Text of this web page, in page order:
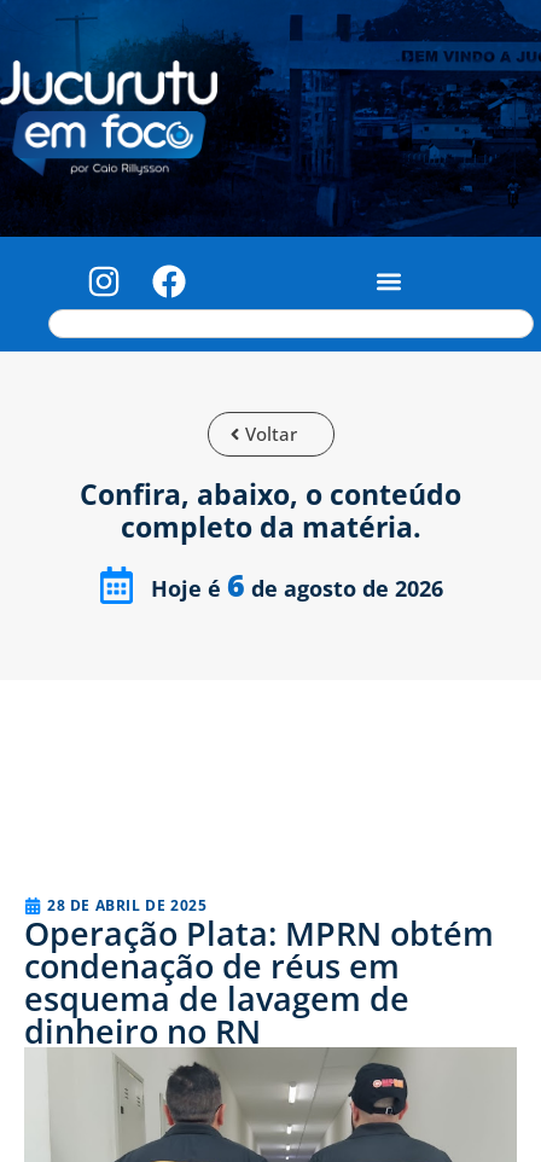
Voltar
Confira, abaixo, o conteúdo
completo da matéria.
Hoje é 6 de agosto de 2026
28 DE ABRIL DE 2025
Operação Plata: MPRN obtém
condenação de réus em
esquema de lavagem de
dinheiro no RN